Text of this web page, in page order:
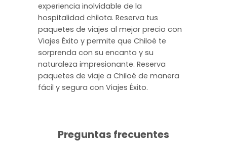
experiencia inolvidable de la
hospitalidad chilota. Reserva tus
paquetes de viajes al mejor precio con
Viajes Éxito y permite que Chiloé te
sorprenda con su encanto y su
naturaleza impresionante. Reserva
paquetes de viaje a Chiloé de manera
fácil y segura con Viajes Éxito.
Preguntas frecuentes